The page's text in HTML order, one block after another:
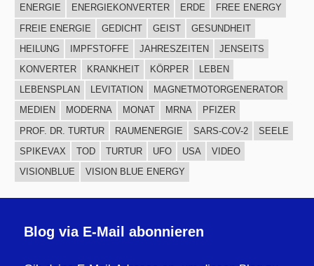
ENERGIE
ENERGIEKONVERTER ERDE
FREE ENERGY
FREIE ENERGIE
GEDICHT GEIST
GESUNDHEIT
HEILUNG
IMPFSTOFFE JAHRESZEITEN
JENSEITS
KONVERTER
KRANKHEIT KÖRPER
LEBEN
LEBENSPLAN
LEVITATION
MAGNETMOTORGENERATOR
MEDIEN
MODERNA MONAT MRNA
PFIZER
PROF. DR. TURTUR
RAUMENERGIE SARS-COV-2
SEELE
SPIKEVAX
TOD TURTUR UFO USA
VIDEO
VISIONBLUE
VISION BLUE ENERGY
Blog via E-Mail abonnieren